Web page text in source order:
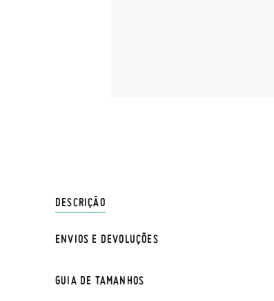
DESCRIÇÃO
ENVIOS E DEVOLUÇÕES
GUIA DE TAMANHOS